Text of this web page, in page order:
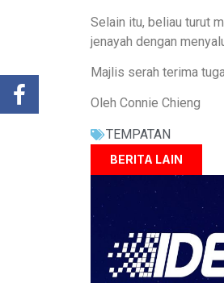
Selain itu, beliau turut
jenayah dengan
Majlis serah terima
Oleh Connie Chieng
TEMPATAN
BERITA LAIN